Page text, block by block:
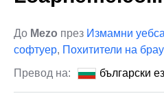
До Mezo през Измамни
софтуер, Похитители на
Превод на:
български